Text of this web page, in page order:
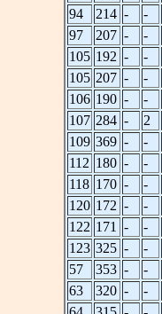
94
214 - -
97
207 - -
105 192 - -
105 207 - -
106 190 - -
107 284 - 2
109 369 - -
112 180 - -
118 170 - -
120 172 - -
122 171 - -
123 325 - -
57
353 - -
63
320 - -